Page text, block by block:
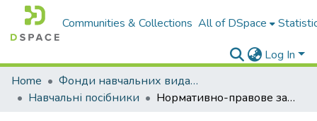
Communities & Collections All of DSpace
Log In
Home
Фонди навчальних видань
Навчальні посібники
Нормативно-правове забезпечення діяльності підрозділів ювенальної превенції Національної поліції України щодо захисту прав дітей